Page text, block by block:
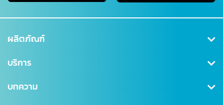
ผลิตภัณฑ์
คุ้มครองสุขภาพ
บริการ
สมัครสมาชิก/เข้าสู่ระบบ
บทความ